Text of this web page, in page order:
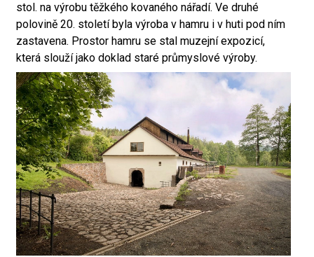
stol. na výrobu těžkého kovaného nářadí. Ve druhé
polovině 20. století byla výroba v hamru i v huti pod ním
zastavena. Prostor hamru se stal muzejní expozicí,
která slouží jako doklad staré průmyslové výroby.